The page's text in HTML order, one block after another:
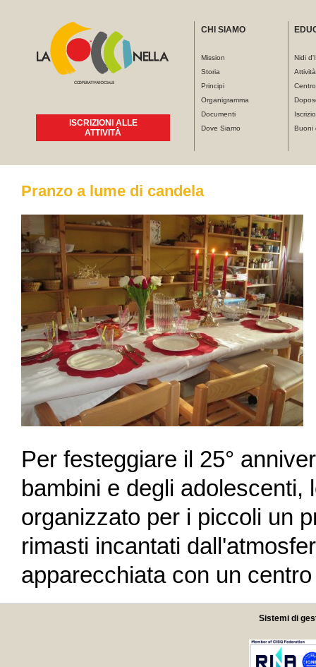
ISCRIZIONI ALLE
ATTIVITÀ
CHI SIAMO
Mission
Storia
Principi
Organigramma
Documenti
Dove Siamo
Nidi
Buoni
Tu sei qui
Pranzo a lume di candela
Per festeggiare il 25°
bambini e degli adolescenti,
organizzato per i piccoli un
rimasti incantati
apparecchiata con un
Sistemi di